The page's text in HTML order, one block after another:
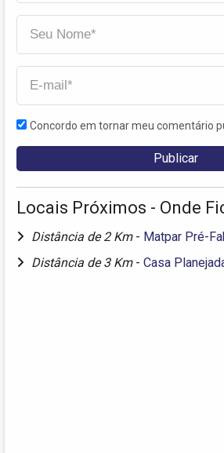
Concordo em tornar meu comentário
Locais Próximos - Onde
Distância de 2 Km - Matpar Pré-
Distância de 3 Km - Casa